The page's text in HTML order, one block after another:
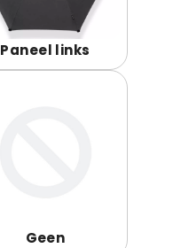
Paneel links
Geen